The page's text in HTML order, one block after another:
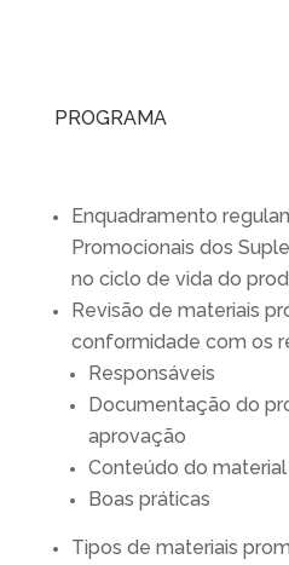
PROGRAMA
Enquadramento
Promocionais dos
no ciclo de vida do
Revisão de materiais
conformidade com os
Responsáveis
Documentação do
aprovação
Conteúdo do
Boas práticas
Tipos de materiais